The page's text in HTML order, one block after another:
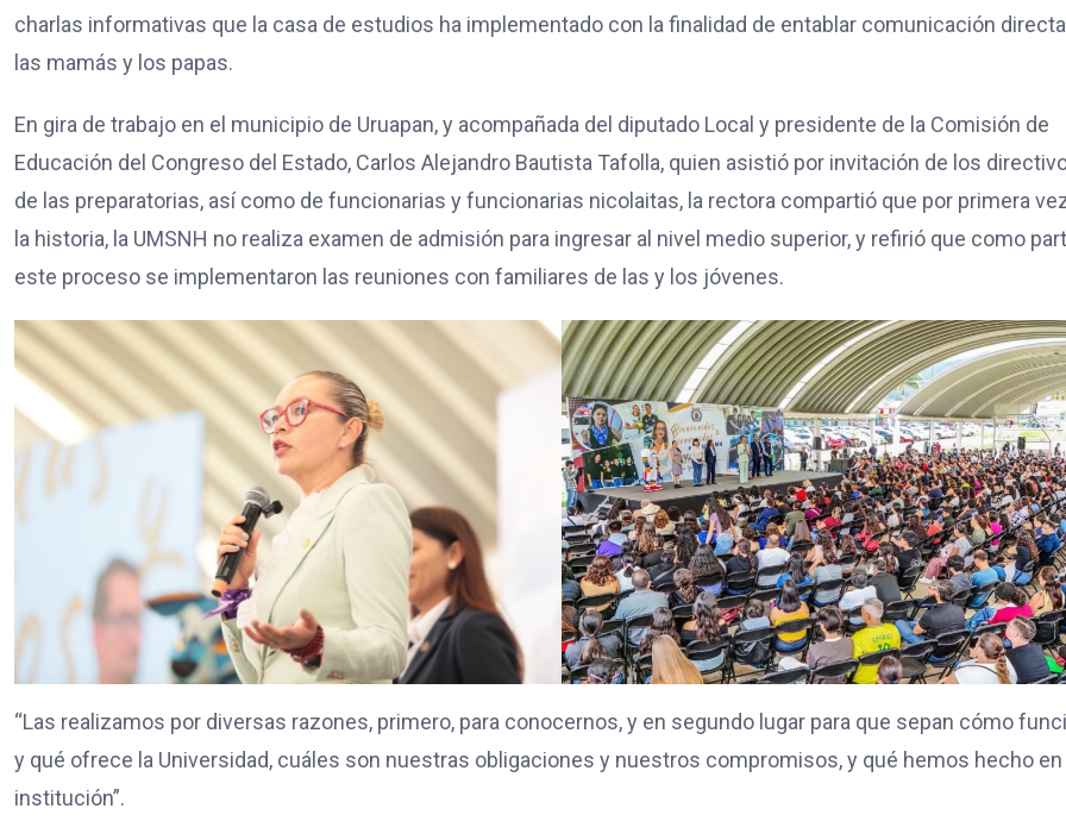
charlas informativas que la casa de estudios ha implementado con la finalidad de entablar comunicación
las mamás y los papas.
En gira de trabajo en el municipio de Uruapan, y acompañada del diputado Local y presidente de la Comisión de
Educación del Congreso del Estado, Carlos Alejandro Bautista Tafolla, quien asistió por invitación de los
de las preparatorias, así como de funcionarias y funcionarias nicolaitas, la rectora compartió que por primera
la historia, la UMSNH no realiza examen de admisión para ingresar al nivel medio superior, y refirió que como
este proceso se implementaron las reuniones con familiares de las y los jóvenes.
“Las realizamos por diversas razones, primero, para conocernos, y en segundo lugar para que sepan cómo
y qué ofrece la Universidad, cuáles son nuestras obligaciones y nuestros compromisos, y qué hemos hecho en
institución”.